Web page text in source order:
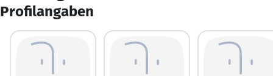
Profilangaben